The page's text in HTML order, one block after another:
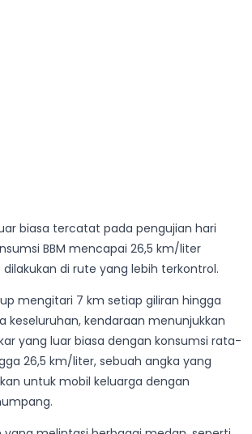
biasa tercatat pada pengujian hari
BBM mencapai 26,5 km/liter
di rute yang lebih terkontrol.
mengitari 7 km setiap giliran hingga
keseluruhan, kendaraan menunjukkan
yang luar biasa dengan konsumsi rata-
26,5 km/liter, sebuah angka yang
untuk mobil keluarga dengan